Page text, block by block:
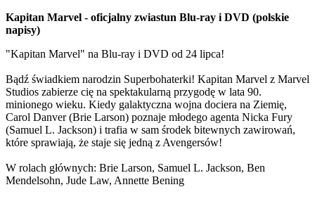
Kapitan Marvel - oficjalny zwiastun Blu-ray i DVD (polskie
napisy)
"Kapitan Marvel" na Blu-ray i DVD od 24 lipca!
Bądź świadkiem narodzin Superbohaterki! Kapitan Marvel z Marvel
Studios zabierze cię na spektakularną przygodę w lata 90.
minionego wieku. Kiedy galaktyczna wojna dociera na Ziemię,
Carol Danver (Brie Larson) poznaje młodego agenta Nicka Fury
(Samuel L. Jackson) i trafia w sam środek bitewnych zawirowań,
które sprawiają, że staje się jedną z Avengersów!
W rolach głównych: Brie Larson, Samuel L. Jackson, Ben
Mendelsohn, Jude Law, Annette Bening